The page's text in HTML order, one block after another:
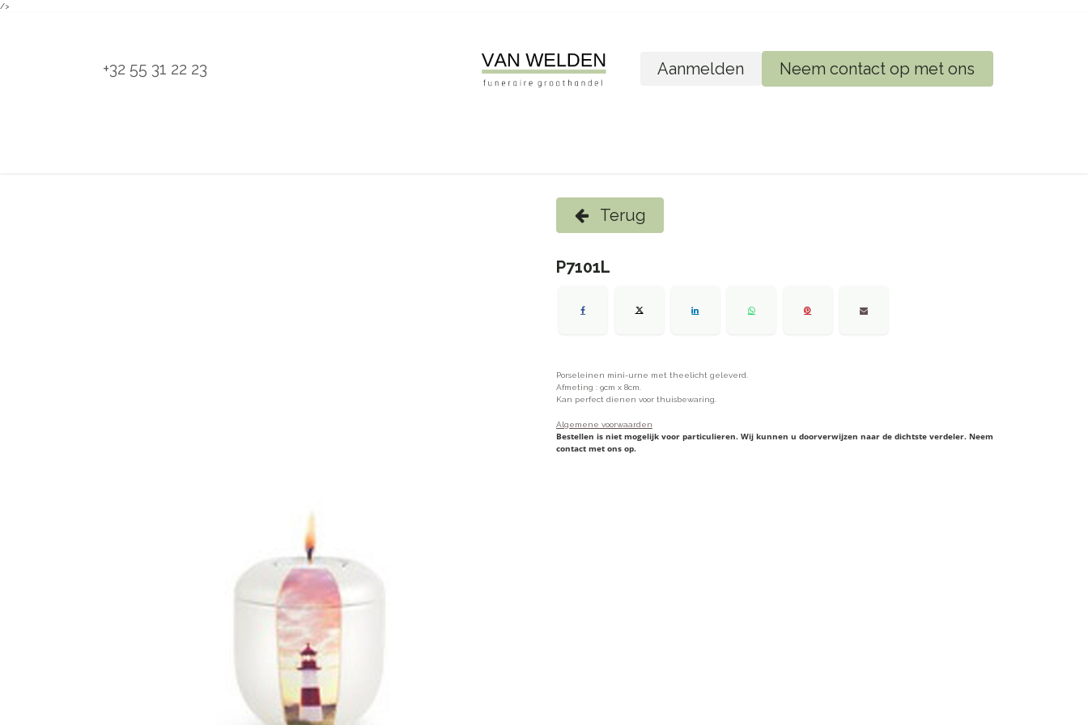
/>
+32 55 31 22 23 Aanmelden Neem contact op met ons
Terug
P7101L
Porseleinen mini-urne met theelicht geleverd.
Afmeting : 9cm x 8cm.
Kan perfect dienen voor thuisbewaring.
Algemene voorwaarden
Bestellen is niet mogelijk voor particulieren. Wij kunnen u doorverwijzen naar de dichtste verdeler. Neem
contact met ons op.